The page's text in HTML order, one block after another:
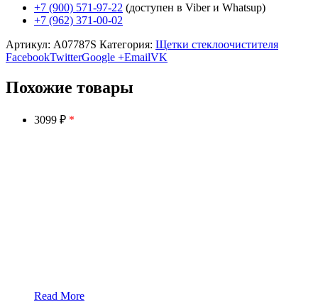
+7 (900) 571-97-22 (доступен в Viber и Whatsup)
+7 (962) 371-00-02
Артикул: A07787S Категория: Щетки стеклоочистителя
FacebookTwitterGoogle +EmailVK
Похожие товары
3099 ₽ *
Read More